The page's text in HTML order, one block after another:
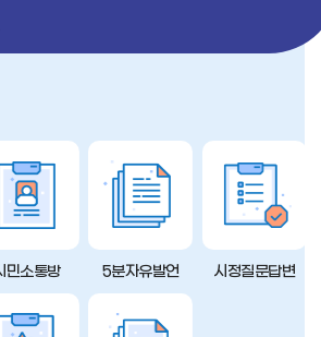
민소통방 5분자유발언 시정질문답변